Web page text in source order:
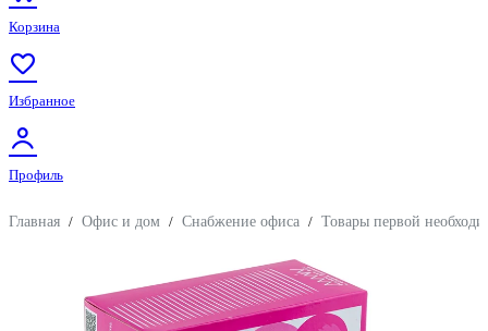
Корзина
Избранное
Профиль
Главная / Офис и дом / Снабжение офиса / Товары первой